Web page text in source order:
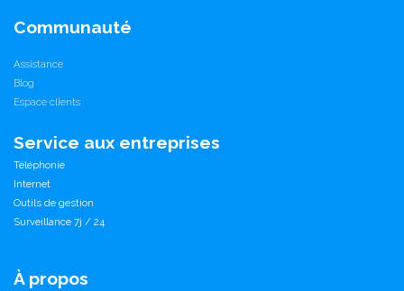
Communauté
Assistance
Blog
Espace clients
Service aux entreprises
Téléphonie
Internet
Outils de gestion
Surveillance 7j / 24
À propos